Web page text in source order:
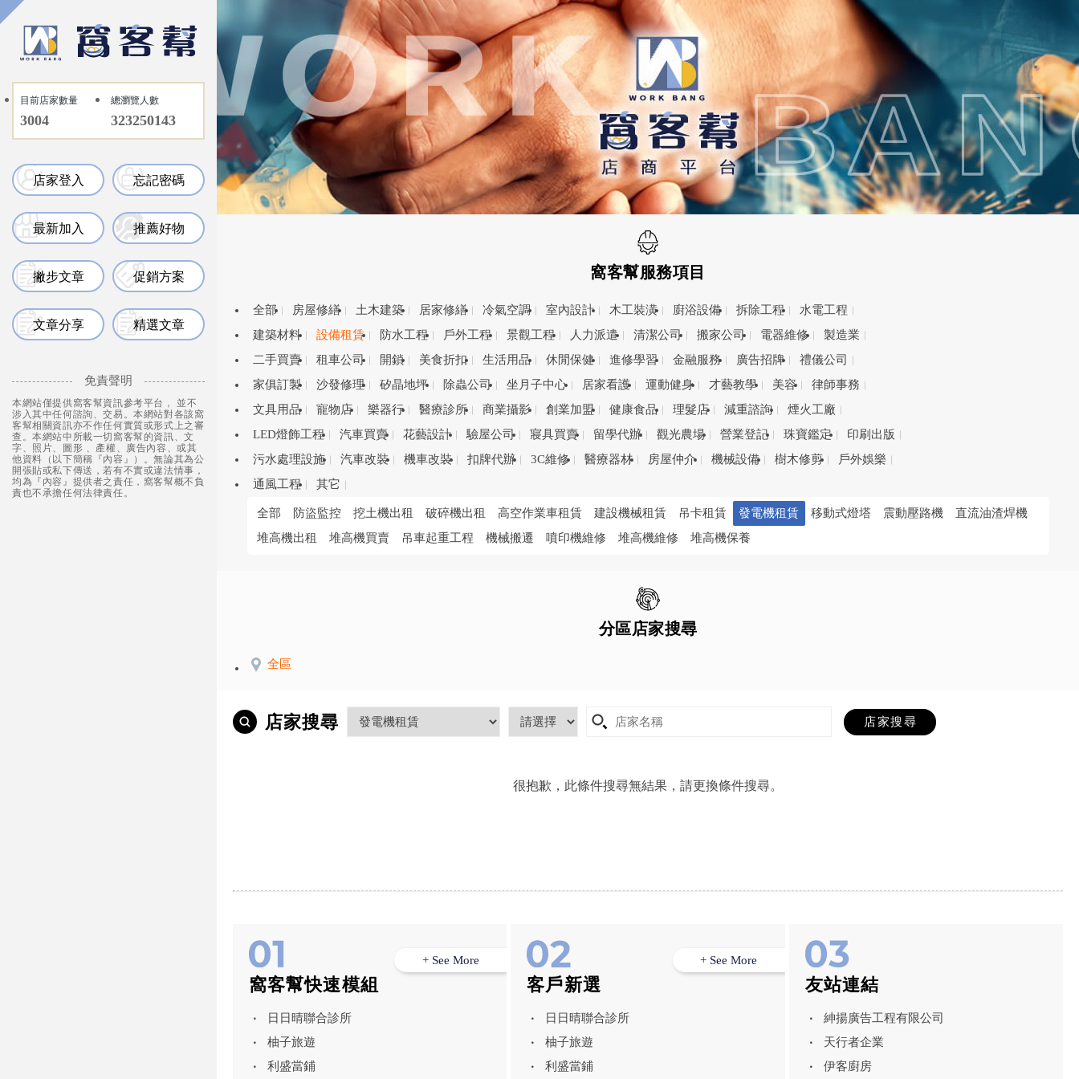
目前店家數量
3004
總瀏覽人數
323250143
店家登入 忘記密碼
最新加入 推薦好物
撇步文章 促銷方案
文章分享 精選文章
免責聲明
本網站僅提供窩客幫資訊參考平台， 並不
涉入其中任何諮詢、交易。本網站對各該窩
客幫相關資訊亦不作任何實質或形式上之審
查。本網站中所載一切窩客幫的資訊、文
字、照片、圖形 、產權、廣告內容、或其
他資料（以下簡稱『內容』）。無論其為公
開張貼或私下傳送，若有不實或違法情事，
均為『內容』提供者之責任，窩客幫概不負
責也不承擔任何法律責任。
窩客幫服務項目
全部 房屋修繕 土木建築 居家修繕 冷氣空調 室內設計 木工裝潢 廚浴設備 拆除工程
水電工程
建築材料
設備租賃 防水工程 戶外工程 景觀工程 人力派遣 清潔公司 搬家公司 電器維修
製造業
二手買賣
租車公司 開鎖 美食折扣 生活用品 休閒保健 進修學習 金融服務 廣告招牌
禮儀公司
家俱訂製
沙發修理 矽晶地坪 除蟲公司 坐月子中心 居家看護 運動健身 才藝教學 美容
律師事務
文具用品
寵物店 樂器行 醫療診所 商業攝影 創業加盟 健康食品 理髮店 減重諮詢
煙火工廠
LED燈飾工程
汽車買賣 花藝設計 驗屋公司 寢具買賣 留學代辦 觀光農場 營業登記 珠寶鑑定
印刷出版
污水處理設施
汽車改裝 機車改裝 扣牌代辦 3C維修 醫療器材 房屋仲介 機械設備 樹木修剪
戶外娛樂
通風工程
其它
全部 防盜監控 挖土機出租 破碎機出租 高空作業車租賃 建設機械租賃 吊卡租賃 發電機租賃 移動式燈塔 震動壓路機
直流油渣焊機
堆高機出租
堆高機買賣 吊車起重工程 機械搬遷 噴印機維修 堆高機維修 堆高機保養
分區店家搜尋
全區
店家搜尋
很抱歉，此條件搜尋無結果，請更換條件搜尋。
窩客幫快速模組
日日晴聯合診所
柚子旅遊
利盛當鋪
+ See More
客戶新選
日日晴聯合診所
柚子旅遊
利盛當鋪
+ See More
友站連結
紳揚廣告工程有限公司
天行者企業
伊客廚房